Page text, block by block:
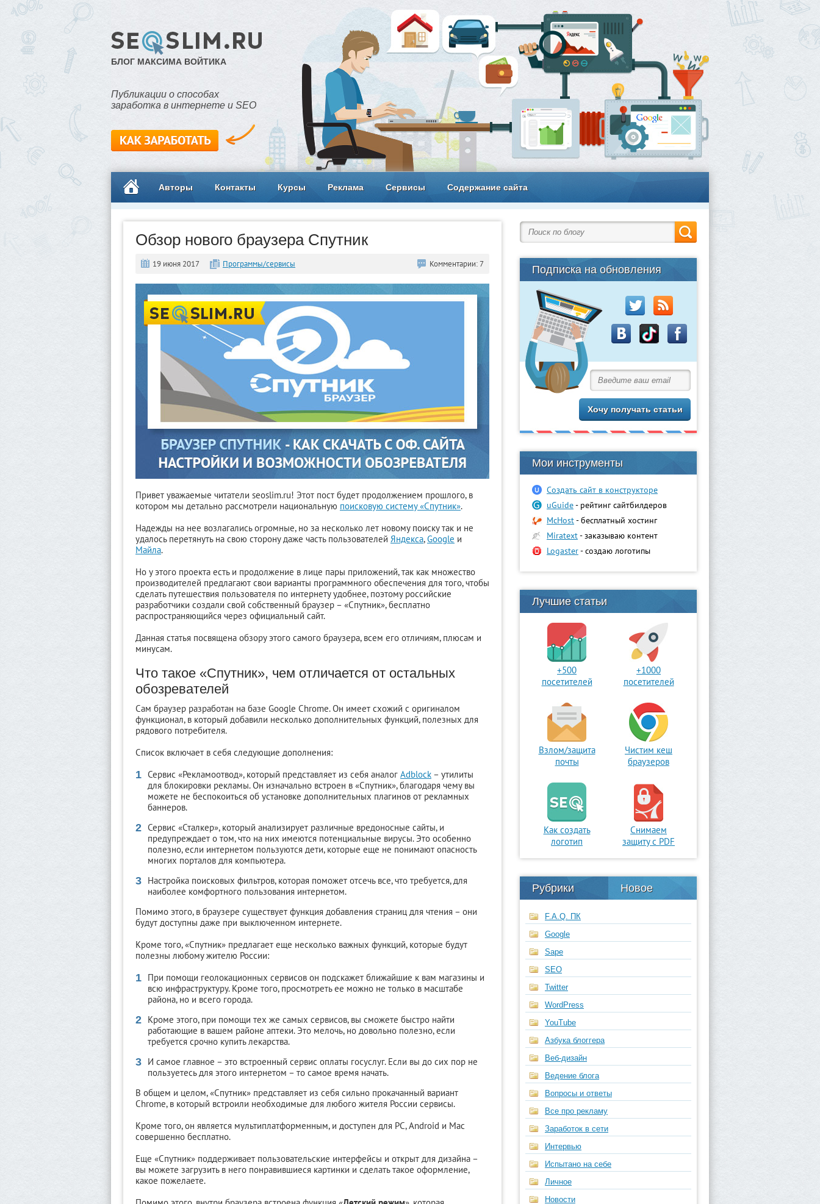
БЛОГ МАКСИМА ВОЙТИКА
Публикации о способах
заработка в интернете и SEO
Авторы Контакты Курсы Реклама Сервисы Содержание сайта
Обзор нового браузера Спутник
19 июня 2017 Программы/сервисы Комментарии: 7
Привет уважаемые читатели seoslim.ru! Этот пост будет продолжением прошлого, в
котором мы детально рассмотрели национальную поисковую систему «Спутник».
Надежды на нее возлагались огромные, но за несколько лет новому поиску так и не
удалось перетянуть на свою сторону даже часть пользователей Яндекса,Google и
Майла.
Но у этого проекта есть и продолжение в лице пары приложений, так как множество
производителей предлагают свои варианты программного обеспечения для того, чтобы
сделать путешествия пользователя по интернету удобнее, поэтому российские
разработчики создали свой собственный браузер – «Спутник», бесплатно
распространяющийся через официальный сайт.
Данная статья посвящена обзору этого самого браузера, всем его отличиям, плюсам и
минусам.
Что такое «Спутник», чем отличается от остальных
обозревателей
Сам браузер разработан на базе Google Chrome. Он имеет схожий с оригиналом
функционал, в который добавили несколько дополнительных функций, полезных для
рядового потребителя.
Список включает в себя следующие дополнения:
Сервис «Рекламоотвод», который представляет из себя аналог Adblock – утилиты
для блокировки рекламы. Он изначально встроен в «Спутник», благодаря чему вы
можете не беспокоиться об установке дополнительных плагинов от рекламных
баннеров.
Сервис «Сталкер», который анализирует различные вредоносные сайты, и
предупреждает о том, что на них имеются потенциальные вирусы. Это особенно
полезно, если интернетом пользуются дети, которые еще не понимают опасность
многих порталов для компьютера.
Настройка поисковых фильтров, которая поможет отсечь все, что требуется, для
наиболее комфортного пользования интернетом.
Помимо этого, в браузере существует функция добавления страниц для чтения – они
будут доступны даже при выключенном интернете.
Кроме того, «Спутник» предлагает еще несколько важных функций, которые будут
полезны любому жителю России:
При помощи геолокационных сервисов он подскажет ближайшие к вам магазины и
всю инфраструктуру. Кроме того, просмотреть ее можно не только в масштабе
района, но и всего города.
Кроме этого, при помощи тех же самых сервисов, вы сможете быстро найти
работающие в вашем районе аптеки. Это мелочь, но довольно полезно, если
требуется срочно купить лекарства.
И самое главное – это встроенный сервис оплаты госуслуг. Если вы до сих пор не
пользуетесь для этого интернетом – то самое время начать.
В общем и целом, «Спутник» представляет из себя сильно прокачанный вариант
Chrome, в который встроили необходимые для любого жителя России сервисы.
Кроме того, он является мультиплатформенным, и доступен для PC, Android и Mac
совершенно бесплатно.
Еще «Спутник» поддерживает пользовательские интерфейсы и открыт для дизайна –
вы можете загрузить в него понравившиеся картинки и сделать такое оформление,
какое пожелаете.
Подписка на обновления
Мои инструменты
Создать сайт в конструкторе
uGuidе- рейтинг сайтбилдеров
McHost- бесплатный хостинг
Miratext- заказываю контент
Logaster- создаю логотипы
Лучшие статьи
+500
посетителей
+1000
посетителей
Взлом/защита
почты
Чистим кеш
браузеров
Как создать
логотип
Снимаем
защиту с PDF
Рубрики Новое
F.A.Q. ПК
Google
Sape
SEO
Twitter
WordPress
YouTube
Азбука блоггера
Веб-дизайн
Ведение блога
Вопросы и ответы
Все про рекламу
Заработок в сети
Интервью
Испытано на себе
Личное
Новости